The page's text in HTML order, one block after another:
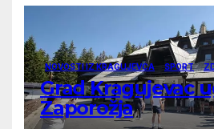
NOVOSTI IZ KRAGUJEVCA SPORT
Grad Kragujevac
Zaporožja